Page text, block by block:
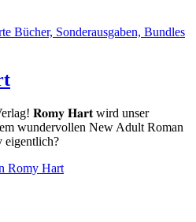
Bücher, Sonderausgaben, Bundles
𝐑𝐨𝐦𝐲 𝐇𝐚𝐫𝐭 wird unser
wundervollen New Adult Roman
eigentlich?
Romy Hart